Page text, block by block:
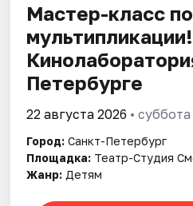
Города
Площадки
Артисты
Рейтинги
Мастер-класс по
мультипликации!
Петербурге
22 августа 2026 •
Город: Санкт-Петербург
Площадка: Театр-Студия
Жанр: Детям